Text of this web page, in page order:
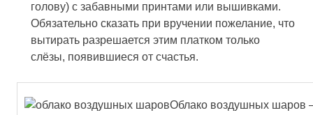
голову) с забавными принтами или вышивками.
Обязательно сказать при вручении пожелание, что
вытирать разрешается этим платком только
слёзы, появившиеся от счастья.
Облако воздушных шаров